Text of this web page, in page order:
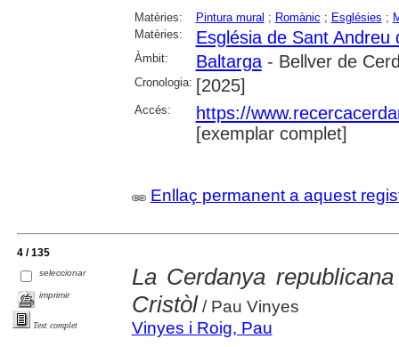
Matèries: Pintura mural ; Romànic ; Esglésies ;
Matèries:
Església de Sant Andreu
Àmbit: Baltarga- Bellver de
Cronologia: [2025]
Accés:
https://
[exemplar complet]
Enllaç permanent a aquest
4 / 135
seleccionar
imprimir
Text complet
La Cerdanya
Cristòl/ Pau Vinyes
Vinyes i Roig, Pau